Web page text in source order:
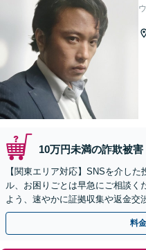
10万円未満の詐欺被害
【関東エリア対応】SNSを介し
ル、お困りごとは早急にご相談く
よう、速やかに証拠収集や返金交
害」のご相談も対応します【初回
料